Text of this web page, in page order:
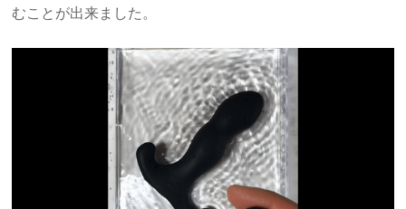
むことが出来ました。